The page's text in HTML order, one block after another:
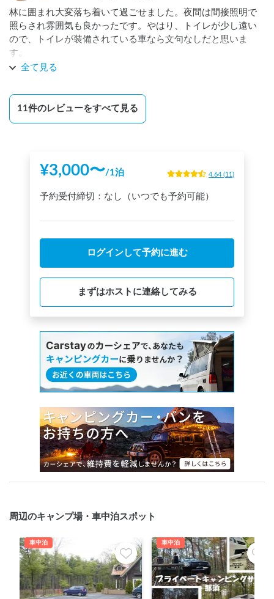
林に囲まれ大変落ち着いて過ごせました。夜間は間接照明で
照らされ雰囲気も良かったです。やはり、トイレが少し遠い
ので、トイレが装備されている車なら文句なしだと思いま
す。
１台のみで利用できるので、犬連れの我が家には散歩もでき
全て見る
11件のレビューをすべて見る
¥3,000〜/1泊 4.64 (11 )
予約受付締切： なし（いつでも予約可能）
ログインして予約に進む
まずはホストに連絡してみる
周辺のキャンプ場・車中泊スポット
車中泊 車中泊